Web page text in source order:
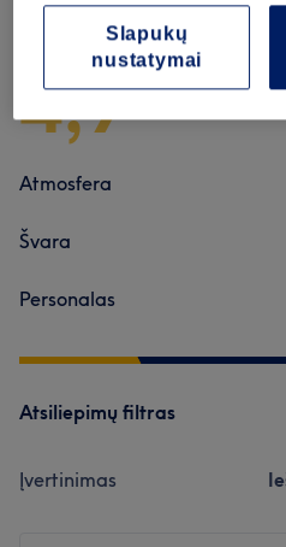
4,9
Atmosfera
Švara
Personalas
Atsiliepimų filtras
Įvertinimas
Slapukų
nustatymai